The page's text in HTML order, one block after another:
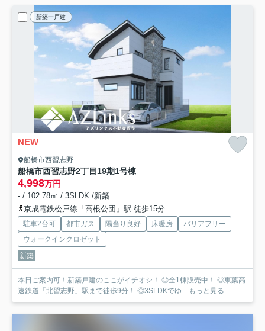
新築一戸建
NEW
船橋市西習志野
船橋市西習志野2丁目19期1号棟
4,998万円
- / 102.78㎡ / 3SLDK /新築
京成電鉄松戸線「高根公団」駅 徒歩15分
駐車2台可 都市ガス 陽当り良好 床暖房
バリアフリー
ウォークインクロゼット
新築
本日ご案内可！新築戸建のここがイチオシ！ ◎全1棟販売中！ ◎東葉高
速鉄道「北習志野」駅まで徒歩9分！ ◎3SLDKでゆ... もっと見る